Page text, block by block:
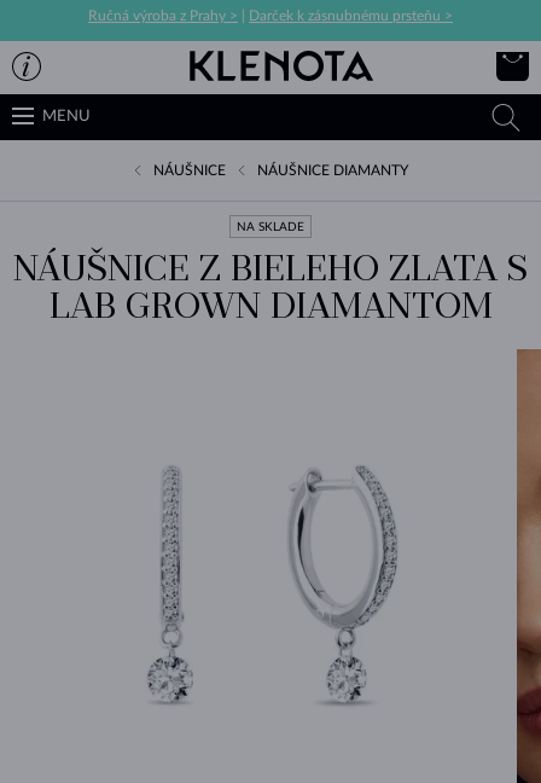
Ručná výroba z Prahy > Darček k zásnubnému prsteňu >
MENU
NÁUŠNICE NÁUŠNICE DIAMANTY
NA SKLADE
NÁUŠNICE Z BIELEHO ZLATA S
LAB GROWN DIAMANTOM